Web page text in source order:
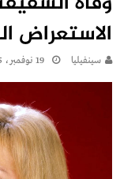
الاستعراض
سينفيليا 19 نوفمبر، 2025